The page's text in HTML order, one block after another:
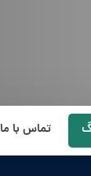
تماس با ما